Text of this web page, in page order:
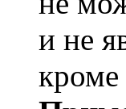
и не